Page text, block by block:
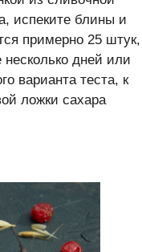
испеките блины и
примерно 25 штук,
несколько дней или
варианта теста, к
ложки сахара